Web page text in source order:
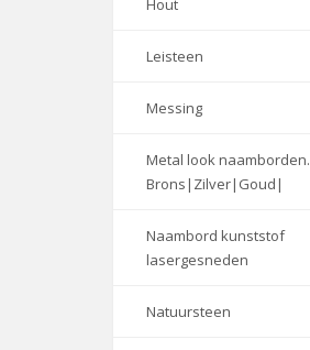
Hout
Leisteen
Messing
Metal look naamborden.
Brons|Zilver|Goud|
Naambord kunststof
lasergesneden
Natuursteen